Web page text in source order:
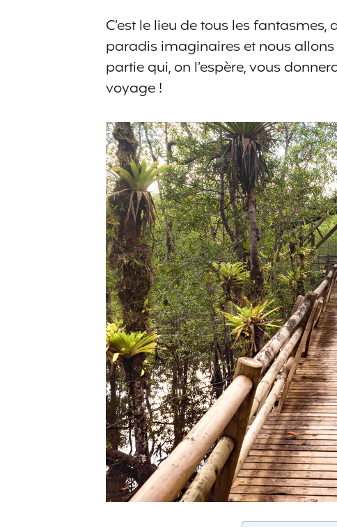
C’est le lieu de tous les
paradis imaginaires et nous
partie qui, on l’espère, vous
voyage !